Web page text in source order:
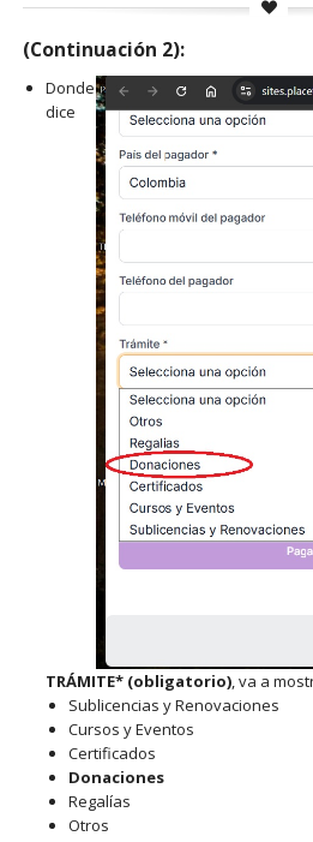
(Continuación 2):
Donde
dice
TRÁMITE* (obligatorio), va a
Sublicencias y Renovaciones
Cursos y Eventos
Certificados
Donaciones
Regalías
Otros